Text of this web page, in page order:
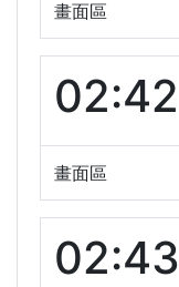
畫面區
畫面區